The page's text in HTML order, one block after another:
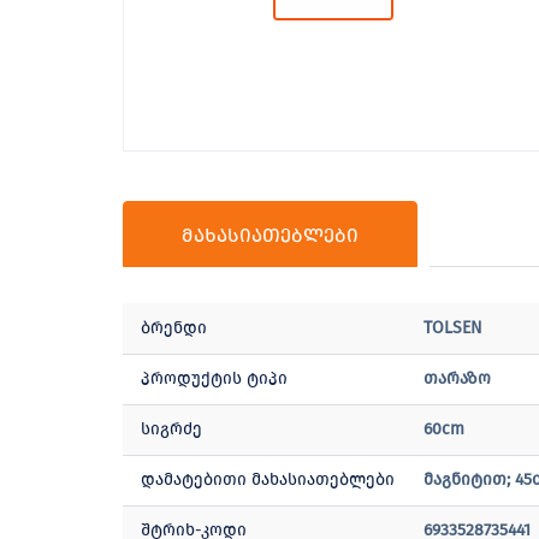
მახასიათებლები
ბრენდი TOLSEN
პროდუქტის ტიპი თარაზო
სიგრძე 60cm
დამატებითი მახასიათებლები მაგნიტით;
შტრიხ-კოდი 6933528735441